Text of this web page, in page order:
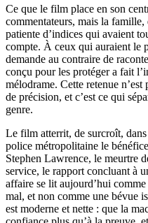
Ce que le film place en son
commentateurs, mais la
patiente d’indices qui avaient
compte. À ceux qui auraient le
demande au contraire de
conçu pour les protéger a fait
mélodrame. Cette retenue
de précision, et c’est ce qui
genre.
Le film atterrit, de surcroît,
police métropolitaine le
Stephen Lawrence, le meurtre
service, le rapport concluant à
affaire se lit aujourd’hui
mal, et non comme une bévue
est moderne et nette : que la